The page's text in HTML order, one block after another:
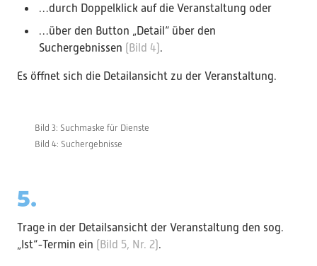
…durch Doppelklick auf die Veranstaltung oder
…über den Button „Detail“ über den
Suchergebnissen (Bild 4).
Es öffnet sich die Detailansicht zu der Veranstaltung.
Bild 3: Suchmaske für Dienste
Bild 4: Suchergebnisse
5.
Trage in der Detailsansicht der Veranstaltung den sog.
„Ist“-Termin ein (Bild 5, Nr. 2).